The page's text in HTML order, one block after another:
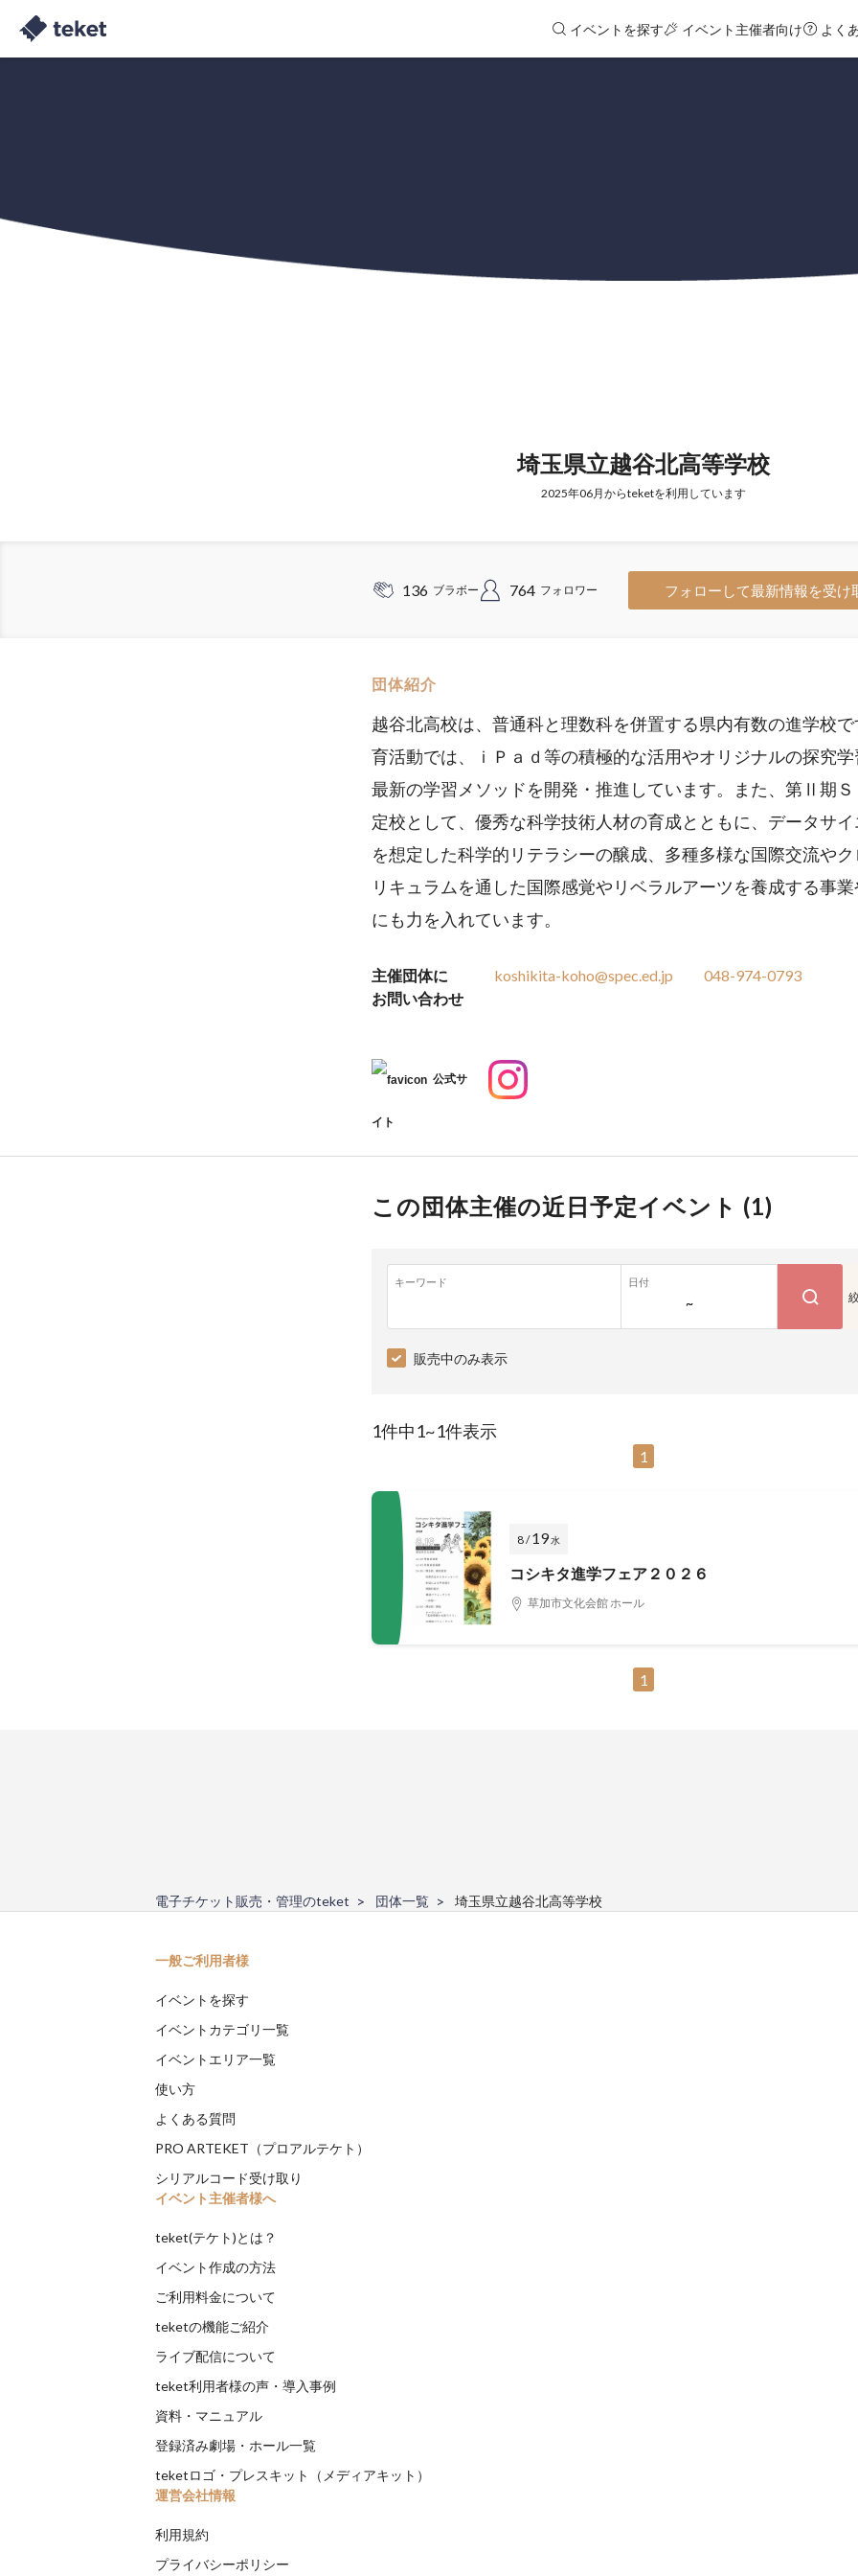
イベントを探す イベント主催者向け よく
埼玉県立越谷北高等学校
2025年06月からteketを利用しています
136 ブラボー 764 フォロワー フォローして最新情報を受け
団体紹介
越谷北高校は、普通科と理数科を併置する県内有数の進学校
育活動では、ｉＰａｄ等の積極的な活用やオリジナルの探究
最新の学習メソッドを開発・推進しています。また、第Ⅱ期Ｓ
定校として、優秀な科学技術人材の育成とともに、データサ
を想定した科学的リテラシーの醸成、多種多様な国際交流や
リキュラムを通した国際感覚やリベラルアーツを養成する事
にも力を入れています。
主催団体に
お問い合わせ
koshikita-koho@spec.ed.jp 048-974-0793
公式サ
イト
この団体主催の近日予定イベント (1)
キーワード 日付
~
販売中のみ表示
1件中1~1件表示
1
8 /19水
コシキタ進学フェア２０２６
草加市文化会館 ホール
1
電子チケット販売・管理のteket 団体一覧 埼玉県立越谷北高等学校
一般ご利用者様
イベントを探す
イベントカテゴリ一覧
イベントエリア一覧
使い方
よくある質問
PRO ARTEKET（プロアルテケト）
シリアルコード受け取り
イベント主催者様へ
teket(テケト)とは？
イベント作成の方法
ご利用料金について
teketの機能ご紹介
ライブ配信について
teket利用者様の声・導入事例
資料・マニュアル
登録済み劇場・ホール一覧
teketロゴ・プレスキット（メディアキット）
運営会社情報
利用規約
プライバシーポリシー